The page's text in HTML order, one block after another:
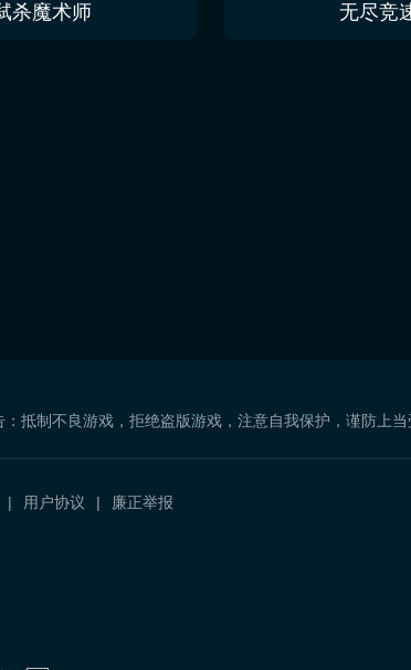
杀魔术师 无尽竞
：抵制不良游戏，拒绝盗版游戏，注意自我保护，谨防上
用户协议 廉正举报